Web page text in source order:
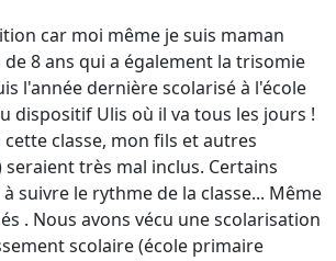
car moi même je suis maman
8 ans qui a également la trisomie
l'année dernière scolarisé à l'école
dispositif Ulis où il va tous les jours !
classe, mon fils et autres
seraient très mal inclus. Certains
suivre le rythme de la classe... Même
. Nous avons vécu une scolarisation
scolaire (école primaire